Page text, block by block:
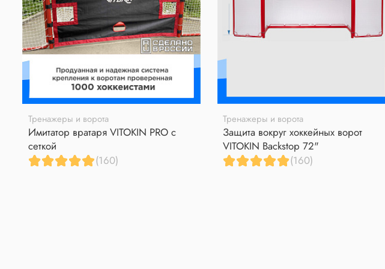
Тренажеры и ворота
Имитатор вратаря VITOKIN PRO с
сеткой
(160)
Тренажеры и ворота
Защита вокруг хоккейных ворот
VITOKIN Backstop 72"
(160)